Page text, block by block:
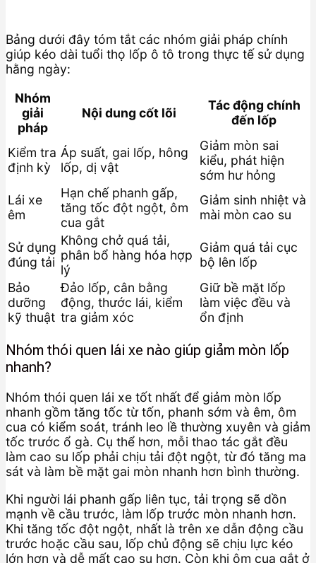
Bảng dưới đây tóm tắt các nhóm giải pháp chính
giúp kéo dài tuổi thọ lốp ô tô trong thực tế sử dụng
hằng ngày:
Nhóm
giải
pháp
Nội dung cốt lõi
Tác động chính
đến lốp
Kiểm tra
định kỳ
Áp suất, gai lốp, hông
lốp, dị vật
Giảm mòn sai
kiểu, phát hiện
sớm hư hỏng
Lái xe
êm
Hạn chế phanh gấp,
tăng tốc đột ngột, ôm
cua gắt
Giảm sinh nhiệt và
mài mòn cao su
Sử dụng
đúng tải
Không chở quá tải,
phân bổ hàng hóa hợp
lý
Giảm quá tải cục
bộ lên lốp
Bảo
dưỡng
kỹ thuật
Đảo lốp, cân bằng
động, thước lái, kiểm
tra giảm xóc
Giữ bề mặt lốp
làm việc đều và
ổn định
Nhóm thói quen lái xe nào giúp giảm mòn lốp
nhanh?
Nhóm thói quen lái xe tốt nhất để giảm mòn lốp
nhanh gồm tăng tốc từ tốn, phanh sớm và êm, ôm
cua có kiểm soát, tránh leo lề thường xuyên và giảm
tốc trước ổ gà. Cụ thể hơn, mỗi thao tác gắt đều
làm cao su lốp phải chịu tải đột ngột, từ đó tăng ma
sát và làm bề mặt gai mòn nhanh hơn bình thường.
Khi người lái phanh gấp liên tục, tải trọng sẽ dồn
mạnh về cầu trước, làm lốp trước mòn nhanh hơn.
Khi tăng tốc đột ngột, nhất là trên xe dẫn động cầu
trước hoặc cầu sau, lốp chủ động sẽ chịu lực kéo
lớn hơn và dễ mất cao su hơn. Còn khi ôm cua gắt ở